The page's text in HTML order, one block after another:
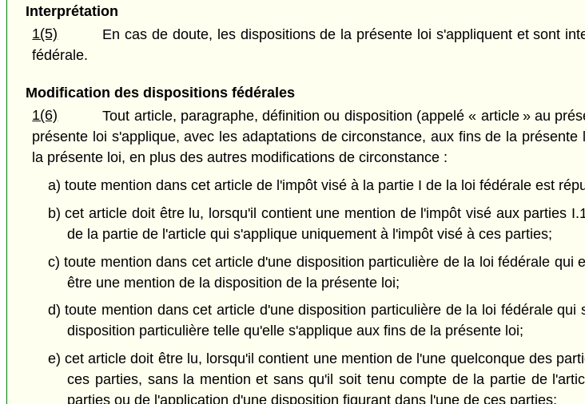
Interprétation
1(5)
En cas de doute, les dispositions de la présente loi s'appliquent et sont
fédérale.
Modification des dispositions fédérales
1(6)
Tout article, paragraphe, définition ou disposition (appelé « article » au
présente loi s'applique, avec les adaptations de circonstance, aux fins de la
la présente loi, en plus des autres modifications de circonstance :
a) toute mention dans cet article de l'impôt visé à la partie I de la loi fédérale est
b) cet article doit être lu, lorsqu'il contient une mention de l'impôt visé aux parties
de la partie de l'article qui s'applique uniquement à l'impôt visé à ces parties;
c) toute mention dans cet article d'une disposition particulière de la loi fédérale
être une mention de la disposition de la présente loi;
d) toute mention dans cet article d'une disposition particulière de la loi fédérale
disposition particulière telle qu'elle s'applique aux fins de la présente loi;
e) cet article doit être lu, lorsqu'il contient une mention de l'une quelconque des
ces parties, sans la mention et sans qu'il soit tenu compte de la partie de
parties ou de l'application d'une disposition figurant dans l'une de ces parties;